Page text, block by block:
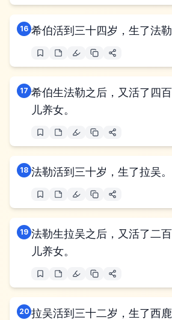
16 希伯活到三十四岁，生了法勒
17 希伯生法勒之后，又活了四
儿养女。
18 法勒活到三十岁，生了拉吴。
19 法勒生拉吴之后，又活了二
儿养女。
20 拉吴活到三十二岁，生了西鹿